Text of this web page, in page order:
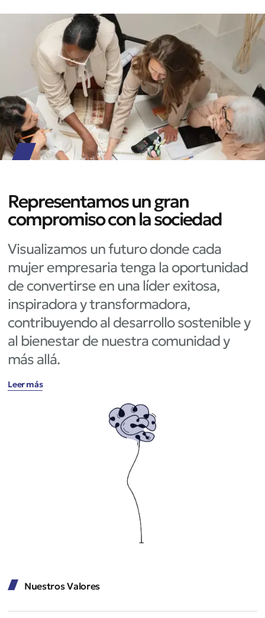
Representamos un gran
compromiso con la sociedad
Visualizamos un futuro donde cada
mujer empresaria tenga la oportunidad
de convertirse en una líder exitosa,
inspiradora y transformadora,
contribuyendo al desarrollo sostenible y
al bienestar de nuestra comunidad y
más allá.
Leer más
Nuestros Valores